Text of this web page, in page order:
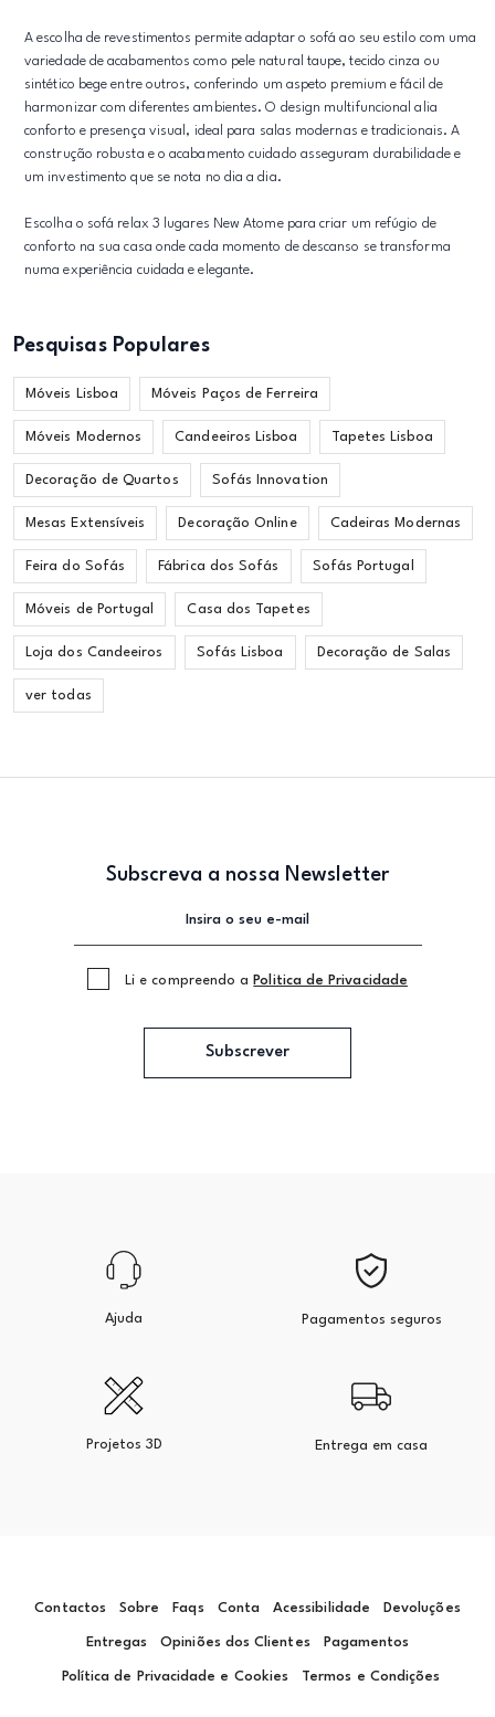
A escolha de revestimentos permite adaptar o sofá ao seu estilo com uma
variedade de acabamentos como pele natural taupe, tecido cinza ou
sintético bege entre outros, conferindo um aspeto premium e fácil de
harmonizar com diferentes ambientes. O design multifuncional alia
conforto e presença visual, ideal para salas modernas e tradicionais. A
construção robusta e o acabamento cuidado asseguram durabilidade e
um investimento que se nota no dia a dia.
Escolha o sofá relax 3 lugares New Atome para criar um refúgio de
conforto na sua casa onde cada momento de descanso se transforma
numa experiência cuidada e elegante.
Pesquisas Populares
Móveis Lisboa Móveis Paços de Ferreira
Móveis Modernos Candeeiros Lisboa Tapetes Lisboa
Decoração de Quartos Sofás Innovation
Mesas Extensíveis Decoração Online Cadeiras Modernas
Feira do Sofás Fábrica dos Sofás Sofás Portugal
Móveis de Portugal Casa dos Tapetes
Loja dos Candeeiros Sofás Lisboa Decoração de Salas
ver todas
Subscreva a nossa Newsletter
Li e compreendo a Politica de Privacidade
Subscrever
Ajuda Pagamentos seguros
Projetos 3D Entrega em casa
Contactos Sobre Faqs Conta Acessibilidade Devoluções
Entregas Opiniões dos Clientes Pagamentos
Política de Privacidade e Cookies Termos e Condições